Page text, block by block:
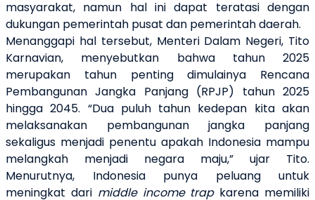
masyarakat, namun hal ini dapat teratasi dengan
dukungan pemerintah pusat dan pemerintah daerah.
Menanggapi hal tersebut, Menteri Dalam Negeri, Tito
Karnavian, menyebutkan bahwa tahun 2025
merupakan tahun penting dimulainya Rencana
Pembangunan Jangka Panjang (RPJP) tahun 2025
hingga 2045. “Dua puluh tahun kedepan kita akan
melaksanakan pembangunan jangka panjang
sekaligus menjadi penentu apakah Indonesia mampu
melangkah menjadi negara maju,” ujar Tito.
Menurutnya, Indonesia punya peluang untuk
meningkat dari middle income trapkarena memiliki